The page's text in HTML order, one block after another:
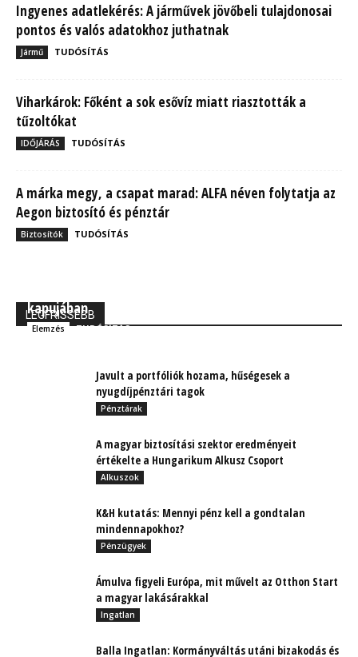
Ingyenes adatlekérés: A járművek jövőbeli tulajdonosai
pontos és valós adatokhoz juthatnak
Jármű TUDÓSÍTÁS
Viharkárok: Főként a sok esővíz miatt riasztották a
tűzoltókat
IDŐJÁRÁS TUDÓSÍTÁS
A márka megy, a csapat marad: ALFA néven folytatja az
Aegon biztosító és pénztár
Biztosítók TUDÓSÍTÁS
LEGFRISSEBB
kapujában
Elemzés TUDÓSÍTÁS
Javult a portfóliók hozama, hűségesek a
nyugdíjpénztári tagok
Pénztárak
A magyar biztosítási szektor eredményeit
értékelte a Hungarikum Alkusz Csoport
Alkuszok
K&H kutatás: Mennyi pénz kell a gondtalan
mindennapokhoz?
Pénzügyek
Ámulva figyeli Európa, mit művelt az Otthon Start
a magyar lakásárakkal
Ingatlan
Balla Ingatlan: Kormányváltás utáni bizakodás és